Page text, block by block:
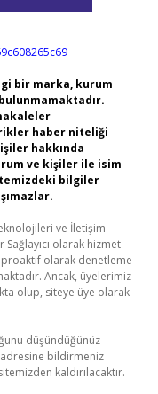
bir marka, kurum
haber niteliği
hakkında
ve kişiler ile isim
bilgiler
ve İletişim
Sağlayıcı olarak hizmet
olarak denetleme
Ancak, üyelerimiz
olup, siteye üye olarak
düşündüğünüz
adresine bildirmeniz
kaldırılacaktır.